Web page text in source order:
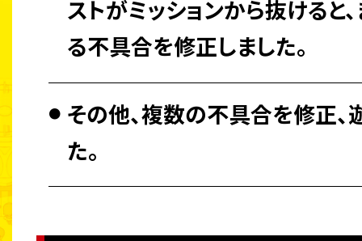
ストがミッションから抜けると
る不具合を修正しました。
その他、複数の不具合を修正、
た。